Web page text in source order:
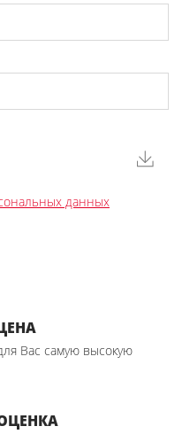
данных
Вас самую высокую